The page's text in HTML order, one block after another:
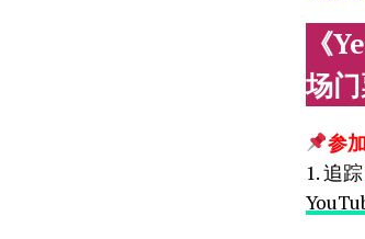
《
场
参
1. 追踪